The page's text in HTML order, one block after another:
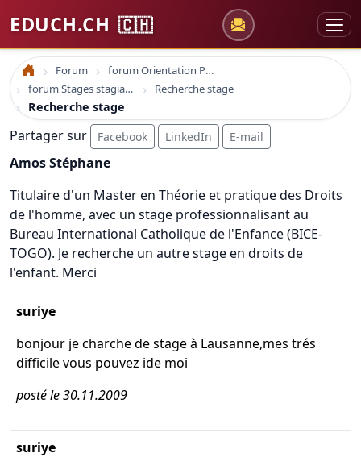
EDUCH.CH 🇨🇭
Accueil Forum
forum Orientation Professionnelle
forum Stages stagiaire emploi
Recherche stage
Recherche stage
Partager sur Facebook LinkedIn E-mail
Amos Stéphane
Titulaire d'un Master en Théorie et pratique des Droits
de l'homme, avec un stage professionnalisant au
Bureau International Catholique de l'Enfance (BICE-
TOGO). Je recherche un autre stage en droits de
l'enfant. Merci
suriye
bonjour je charche de stage à Lausanne,mes trés
difficile vous pouvez ide moi
posté le 30.11.2009
suriye